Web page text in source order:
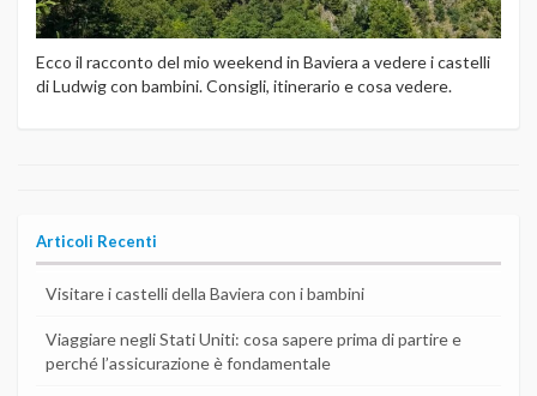
Ecco il racconto del mio weekend in Baviera a vedere i castelli
di Ludwig con bambini. Consigli, itinerario e cosa vedere.
Articoli Recenti
Visitare i castelli della Baviera con i bambini
Viaggiare negli Stati Uniti: cosa sapere prima di partire e
perché l’assicurazione è fondamentale